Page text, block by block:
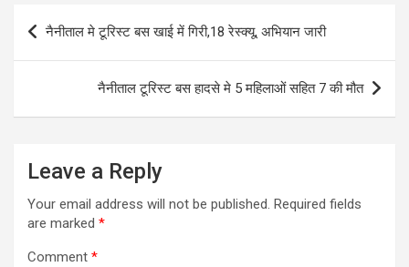
Post
navigation
नैनीताल मे टूरिस्ट बस खाई में गिरी,18 रेस्क्यू, अभियान जारी
नैनीताल टूरिस्ट बस हादसे मे 5 महिलाओं सहित 7 की मौत
Leave a Reply
Your email address will not be published. Required fields
are marked *
Comment *